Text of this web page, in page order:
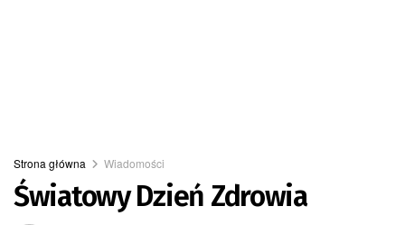
Strona główna Wiadomości
Światowy Dzień Zdrowia